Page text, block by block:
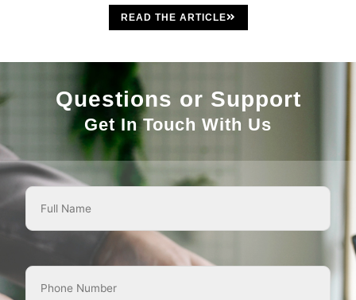
READ THE ARTICLE
Questions or Support
Get In Touch With Us